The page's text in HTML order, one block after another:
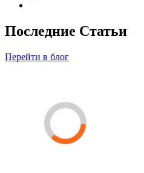
Последние Статьи
Перейти в блог